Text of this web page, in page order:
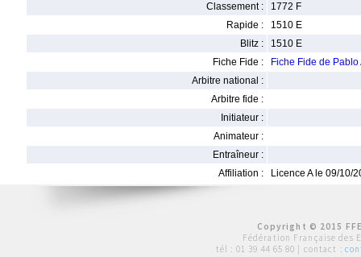
Classement :
1772 F
Rapide :
1510 E
Blitz :
1510 E
Fiche Fide :
Fiche Fide de Pablo
Arbitre national :
Arbitre fide :
Initiateur :
Animateur :
Entraîneur :
Affiliation :
Licence A le 09/10/
Copyright © 2015
Fédération Française des
tél : 01 39 44 65 80 | contact :